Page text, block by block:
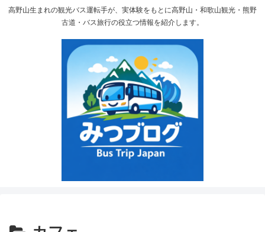
高野山生まれの観光バス運転手が、実体験をもとに高野山・和歌山観光・熊野
古道・バス旅行の役立つ情報を紹介します。